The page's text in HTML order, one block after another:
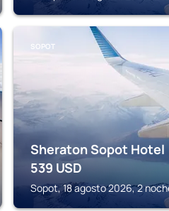
SOPOT
Sheraton Sopot Hotel
539 USD
Sopot, 18 agosto 2026, 2